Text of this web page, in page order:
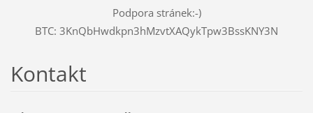
Podpora stránek:-)
BTC: 3KnQbHwdkpn3hMzvtXAQykTpw3BssKNY3N
Kontakt